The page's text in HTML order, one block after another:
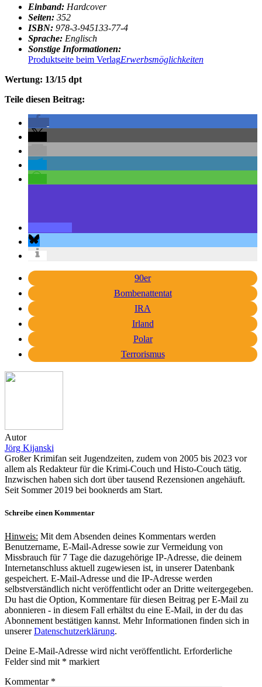
Einband: Hardcover
Seiten: 352
ISBN: 978-3-945133-77-4
Sprache: Englisch
Sonstige Informationen:
Produktseite beim VerlagErwerbsmöglichkeiten
Wertung: 13/15 dpt
Teile diesen Beitrag:
90er
Bombenattentat
IRA
Irland
Polar
Terrorismus
Autor
Jörg Kijanski
Großer Krimifan seit Jugendzeiten, zudem von 2005 bis 2023 vor
allem als Redakteur für die Krimi-Couch und Histo-Couch tätig.
Inzwischen haben sich dort über tausend Rezensionen angehäuft.
Seit Sommer 2019 bei booknerds am Start.
Schreibe einen Kommentar
Hinweis: Mit dem Absenden deines Kommentars werden
Benutzername, E-Mail-Adresse sowie zur Vermeidung von
Missbrauch für 7 Tage die dazugehörige IP-Adresse, die deinem
Internetanschluss aktuell zugewiesen ist, in unserer Datenbank
gespeichert. E-Mail-Adresse und die IP-Adresse werden
selbstverständlich nicht veröffentlicht oder an Dritte weitergegeben.
Du hast die Option, Kommentare für diesen Beitrag per E-Mail zu
abonnieren - in diesem Fall erhältst du eine E-Mail, in der du das
Abonnement bestätigen kannst. Mehr Informationen finden sich in
unsererDatenschutzerklärung.
Deine E-Mail-Adresse wird nicht veröffentlicht. Erforderliche
Felder sind mit * markiert
Kommentar *